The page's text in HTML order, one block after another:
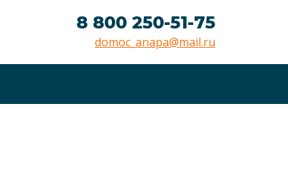
8 800 250-51-75
domoc_anapa@mail.ru